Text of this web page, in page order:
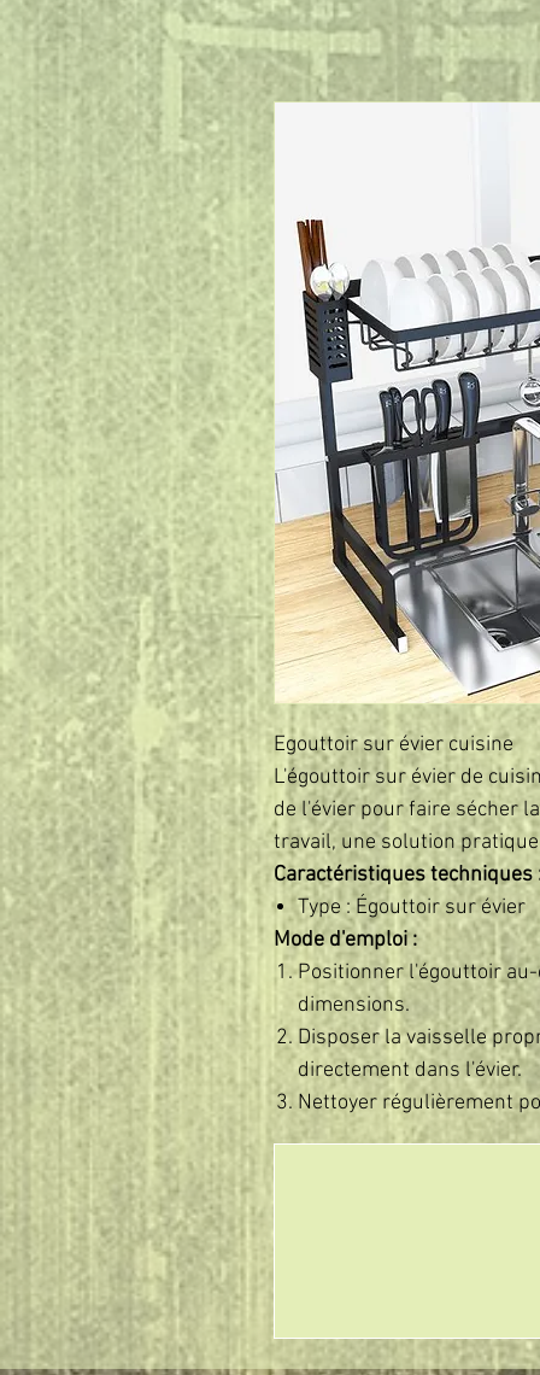
Egouttoir sur évier cuisine
L'égouttoir sur évier de
de l'évier pour faire sécher
travail, une solution
Caractéristiques techniques
Type : Égouttoir sur évier
Mode d'emploi :
Positionner l'égouttoir
dimensions.
Disposer la vaisselle
directement dans l'évier.
Nettoyer régulièrement